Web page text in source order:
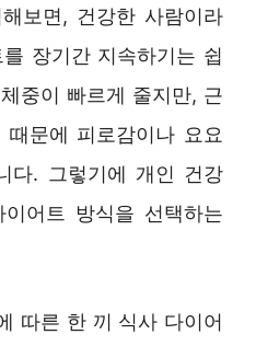
보면, 건강한 사람이라
장기간 지속하기는 쉽
중이 빠르게 줄지만, 근
문에 피로감이나 요요
다. 그렇기에 개인 건강
어트 방식을 선택하는
따른 한 끼 식사 다이어